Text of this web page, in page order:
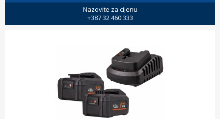
Nazovite za cijenu
+387 32 460 333